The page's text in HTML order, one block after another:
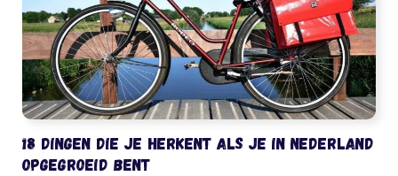
18 dingen die je herkent als je in Nederland
opgegroeid bent